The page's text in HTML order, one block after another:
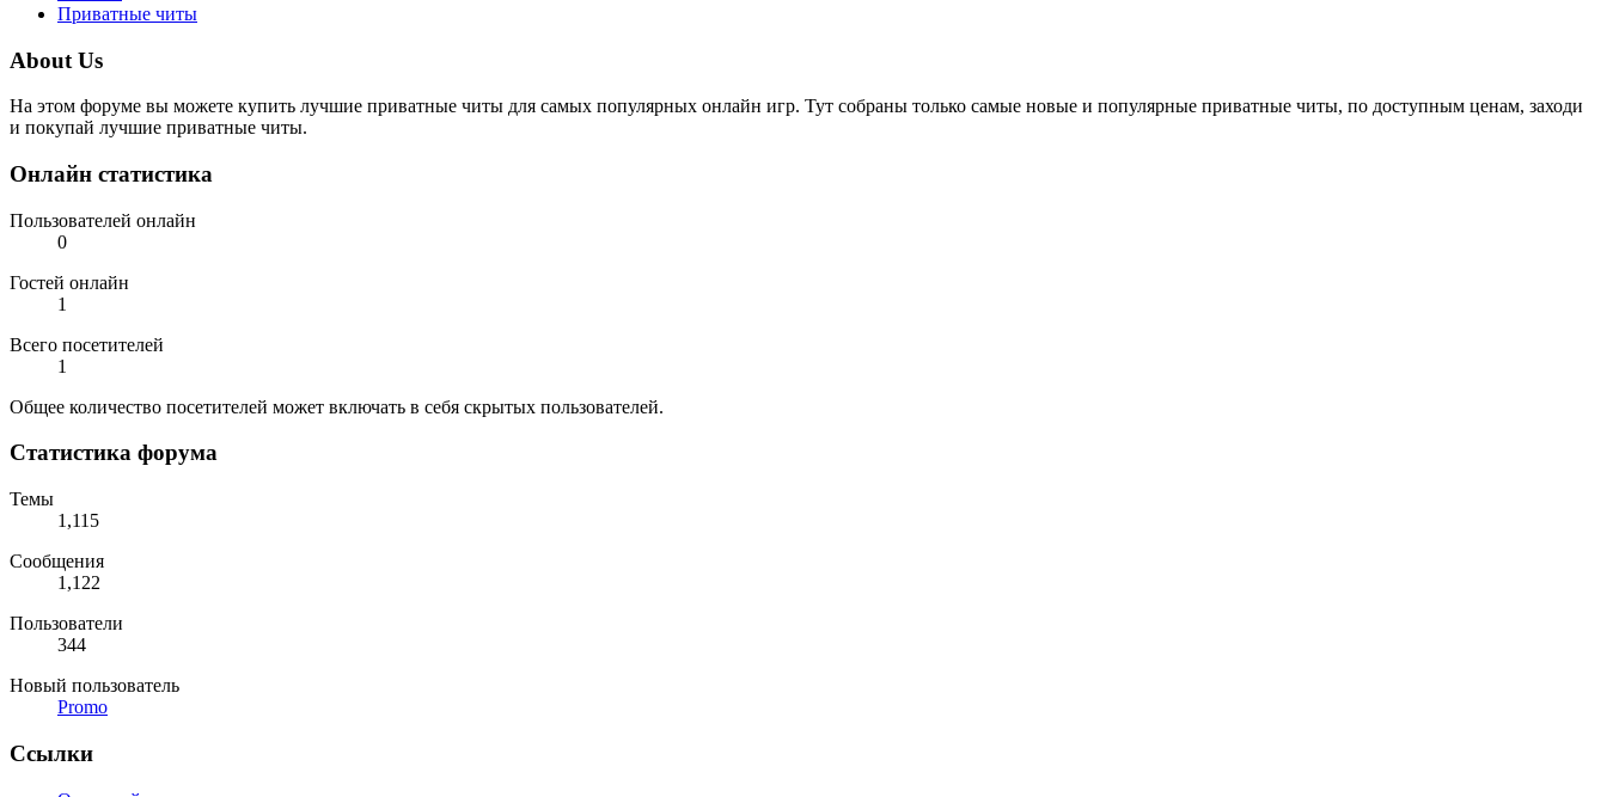
Приватные читы
About Us
На этом форуме вы можете купить лучшие приватные читы для самых популярных онлайн игр. Тут собраны только самые новые и популярные приватные читы, по доступным ценам, заходи
и покупай лучшие приватные читы.
Онлайн статистика
Пользователей онлайн
0
Гостей онлайн
1
Всего посетителей
1
Общее количество посетителей может включать в себя скрытых пользователей.
Статистика форума
Темы
1,115
Сообщения
1,122
Пользователи
344
Новый пользователь
Promo
Ссылки